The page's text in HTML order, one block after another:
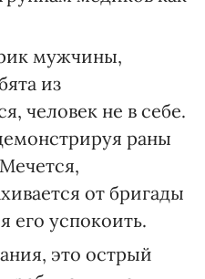
мужчины,
из
человек не в себе.
раны
от бригады
его успокоить.
это острый